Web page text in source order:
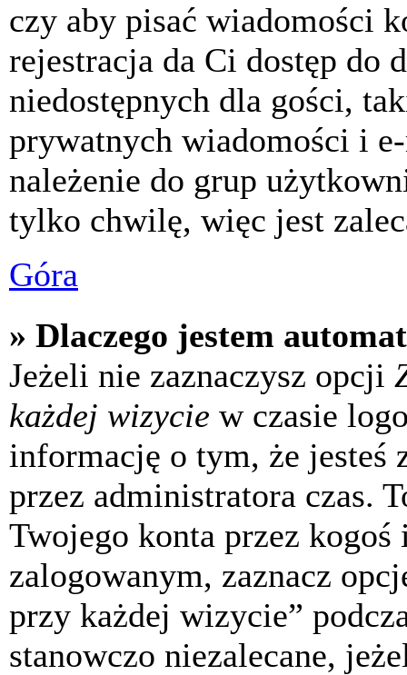
czy aby pisać wiadomości
rejestracja da Ci dostęp do
niedostępnych dla gości,
prywatnych wiadomości i
należenie do grup
tylko chwilę, więc jest
Góra
» Dlaczego jestem
Jeżeli nie zaznaczysz opcji
każdej wizycie w czasie
informację o tym, że jesteś
przez administratora czas.
Twojego konta przez kogoś
zalogowanym, zaznacz
przy każdej wizycie”
stanowczo niezalecane,